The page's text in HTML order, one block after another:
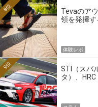
Tevaのア
領を発揮す
8位
体験レポ
STI（スバ
タ）、
9位